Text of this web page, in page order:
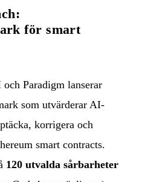
för smart
Paradigm lanserar
som utvärderar AI-
korrigera och
smart contracts.
120 utvalda sårbarheter